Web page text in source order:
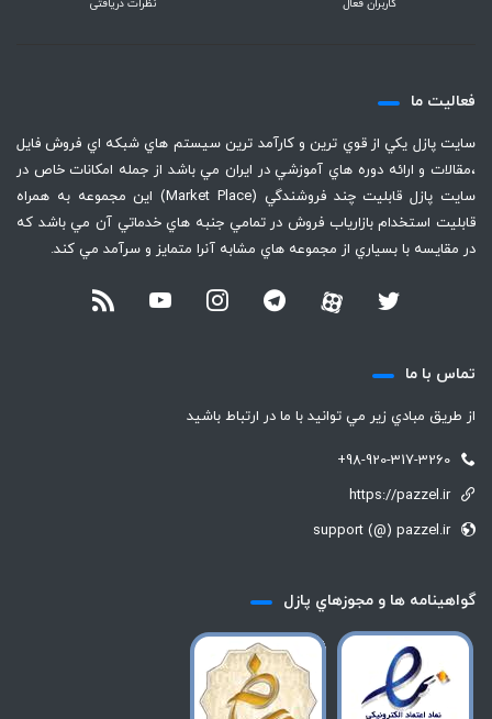
کاربران فعال نظرات دریافتی
فعاليت ما
سايت پازل يكي از قوي ترين و كارآمد ترين سيستم هاي شبكه اي فروش فايل
،‌مقالات و ارائه دوره هاي آموزشي در ايران مي باشد از جمله امكانات خاص در
سايت پازل قابليت چند فروشندگي (Market Place) اين مجموعه به همراه
قابليت استخدام بازارياب فروش در تمامي جنبه هاي خدماتي آن مي باشد كه
در مقايسه با بسياري از مجموعه هاي مشابه آنرا متمايز و سرآمد مي كند.
تماس با ما
از طريق مبادي زير مي توانيد با ما در ارتباط باشيد
+98-920-317-3260
https://pazzel.ir
support (@) pazzel.ir
گواهينامه ها و مجوزهاي پازل